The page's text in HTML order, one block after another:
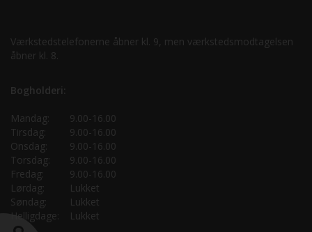
Værkstedstelefonerne åbner kl. 9, men værkstedsmodtagelsen
åbner kl. 8.
Bogholderi:
Mandag:
9.00-16.00
Tirsdag:
9.00-16.00
Onsdag:
9.00-16.00
Torsdag:
9.00-16.00
Fredag:
9.00-16.00
Lørdag:
Lukket
Søndag:
Lukket
Helligdage:
Lukket